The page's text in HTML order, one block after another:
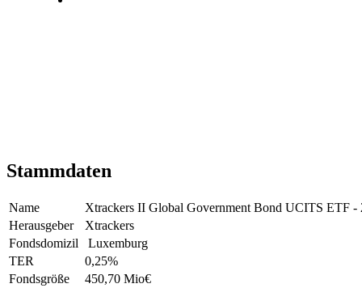
Stammdaten
Name
Xtrackers II Global Government Bond UCITS ETF
Herausgeber
Xtrackers
Fondsdomizil
Luxemburg
TER
0,25%
Fondsgröße
450,70 Mio€